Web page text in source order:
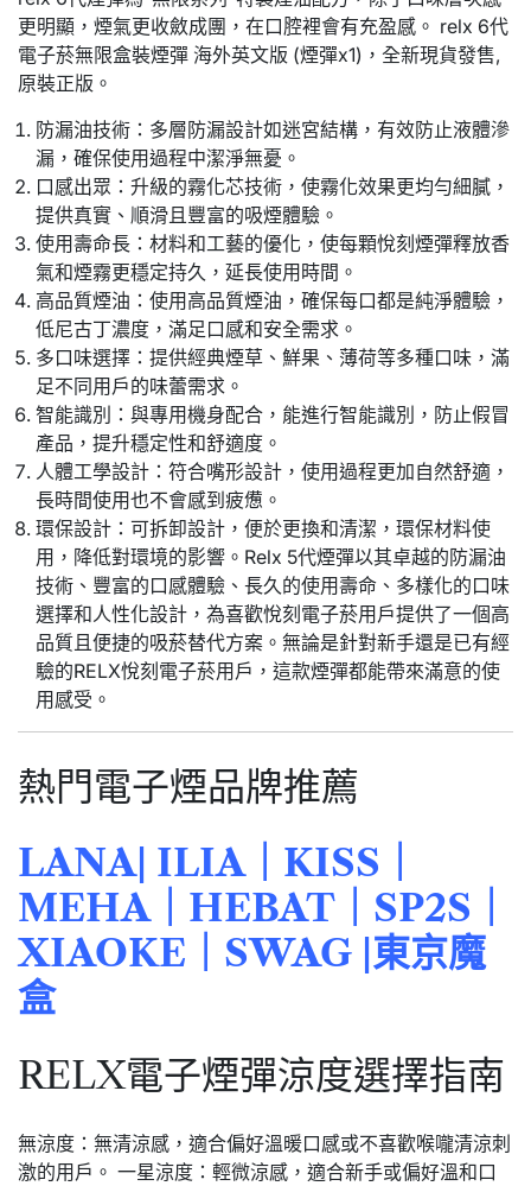
更明顯，煙氣更收斂成團，在口腔裡會有充盈感。 relx 6代
電子菸無限盒裝煙彈 海外英文版 (煙彈x1)，全新現貨發售,
原裝正版。
防漏油技術：多層防漏設計如迷宮結構，有效防止液體滲
漏，確保使用過程中潔淨無憂。
口感出眾：升級的霧化芯技術，使霧化效果更均勻細膩，
提供真實、順滑且豐富的吸煙體驗。
使用壽命長：材料和工藝的優化，使每顆悅刻煙彈釋放香
氣和煙霧更穩定持久，延長使用時間。
高品質煙油：使用高品質煙油，確保每口都是純淨體驗，
低尼古丁濃度，滿足口感和安全需求。
多口味選擇：提供經典煙草、鮮果、薄荷等多種口味，滿
足不同用戶的味蕾需求。
智能識別：與專用機身配合，能進行智能識別，防止假冒
產品，提升穩定性和舒適度。
人體工學設計：符合嘴形設計，使用過程更加自然舒適，
長時間使用也不會感到疲憊。
環保設計：可拆卸設計，便於更換和清潔，環保材料使
用，降低對環境的影響。Relx 5代煙彈以其卓越的防漏油
技術、豐富的口感體驗、長久的使用壽命、多樣化的口味
選擇和人性化設計，為喜歡悅刻電子菸用戶提供了一個高
品質且便捷的吸菸替代方案。無論是針對新手還是已有經
驗的RELX悅刻電子菸用戶，這款煙彈都能帶來滿意的使
用感受。
熱門電子煙品牌推薦
LANA| ILIA｜ KISS
MEHA｜ HEBAT SP2S
XIAOKE
SWAG 東京魔
盒
RELX電子煙彈涼度選擇指南
無涼度：無清涼感，適合偏好溫暖口感或不喜歡喉嚨清涼刺
激的用戶。 一星涼度：輕微涼感，適合新手或偏好溫和口